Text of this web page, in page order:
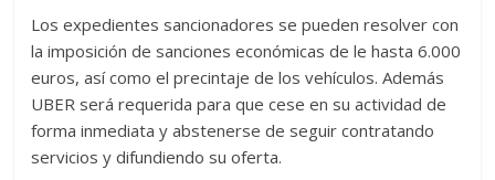
Los expedientes sancionadores se pueden resolver con
la imposición de sanciones económicas de le hasta 6.000
euros, así como el precintaje de los vehículos. Además
UBER será requerida para que cese en su actividad de
forma inmediata y abstenerse de seguir contratando
servicios y difundiendo su oferta.